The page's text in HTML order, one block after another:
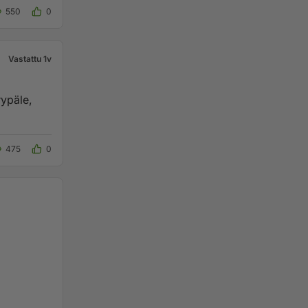
550 0
Vastattu 1v
475 0